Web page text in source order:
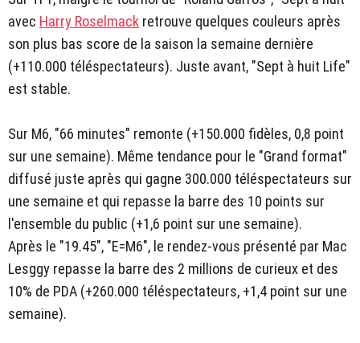
avec Harry Roselmack retrouve quelques couleurs après
son plus bas score de la saison la semaine dernière
(+110.000 téléspectateurs). Juste avant, "Sept à huit Life"
est stable.
Sur M6, "66 minutes" remonte (+150.000 fidèles, 0,8 point
sur une semaine). Même tendance pour le "Grand format"
diffusé juste après qui gagne 300.000 téléspectateurs sur
une semaine et qui repasse la barre des 10 points sur
l'ensemble du public (+1,6 point sur une semaine).
Après le "19.45", "E=M6", le rendez-vous présenté par Mac
Lesggy repasse la barre des 2 millions de curieux et des
10% de PDA (+260.000 téléspectateurs, +1,4 point sur une
semaine).